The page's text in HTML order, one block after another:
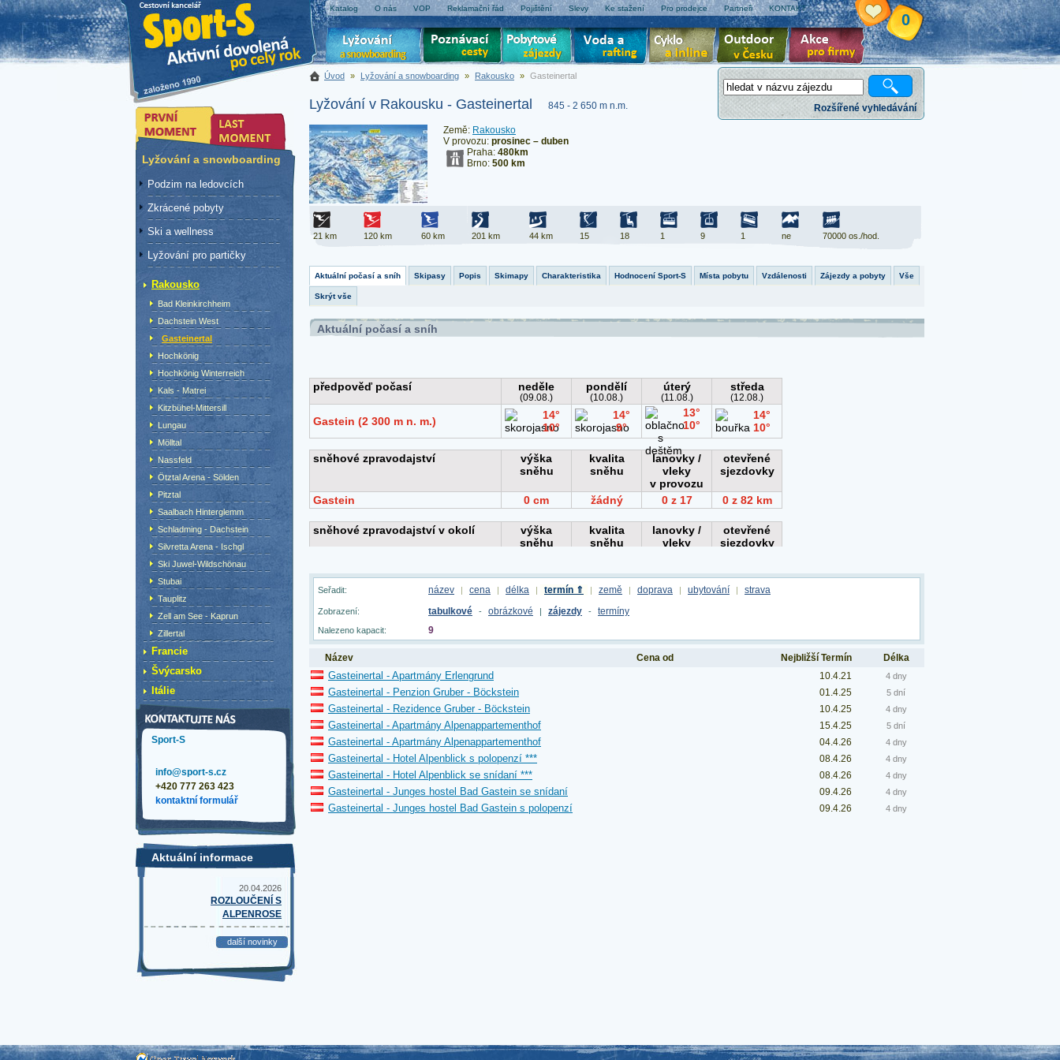
Katalog O nás VOP Reklamační řád Pojištění Slevy Ke stažení Pro prodejce Partneři KONTAKT
0
Rozšířené vyhledávání
Úvod » Lyžování a snowboarding » Rakousko » Gasteinertal
Lyžování v Rakousku - Gasteinertal 845 - 2 650 m n.m.
Země: Rakousko
V provozu: prosinec – duben
Praha: 480km
Brno: 500 km
21 km 120 km 60 km 201 km 44 km 15 18 1 9 1 ne 70000 os./hod.
Aktuální počasí a sníh Skipasy Popis Skimapy Charakteristika Hodnocení Sport-S Místa pobytu Vzdálenosti Zájezdy a pobyty Vše
Skrýt vše
Aktuální počasí a sníh
Seřadit: název | cena | délka | termín ⇑ | země | doprava | ubytování | strava
Zobrazení: tabulkové - obrázkové | zájezdy - termíny
Nalezeno kapacit: 9
Název Cena od Nejbližší Termín Délka
Gasteinertal - Apartmány Erlengrund 10.4.21 4 dny
Gasteinertal - Penzion Gruber - Böckstein 01.4.25 5 dní
Gasteinertal - Rezidence Gruber - Böckstein 10.4.25 4 dny
Gasteinertal - Apartmány Alpenappartementhof 15.4.25 5 dní
Gasteinertal - Apartmány Alpenappartementhof 04.4.26 4 dny
Gasteinertal - Hotel Alpenblick s polopenzí *** 08.4.26 4 dny
Gasteinertal - Hotel Alpenblick se snídaní *** 08.4.26 4 dny
Gasteinertal - Junges hostel Bad Gastein se snídaní 09.4.26 4 dny
Gasteinertal - Junges hostel Bad Gastein s polopenzí 09.4.26 4 dny
Lyžování a snowboarding
Podzim na ledovcích
Zkrácené pobyty
Ski a wellness
Lyžování pro partičky
Rakousko
Bad Kleinkirchheim
Dachstein West
Gasteinertal
Hochkönig
Hochkönig Winterreich
Kals - Matrei
Kitzbühel-Mittersill
Lungau
Mölltal
Nassfeld
Ötztal Arena - Sölden
Pitztal
Saalbach Hinterglemm
Schladming - Dachstein
Silvretta Arena - Ischgl
Ski Juwel-Wildschönau
Stubai
Tauplitz
Zell am See - Kaprun
Zillertal
Francie
Švýcarsko
Itálie
Sport-S
info@sport-s.cz
+420 777 263 423
kontaktní formulář
Aktuální informace
20.04.2026
ROZLOUČENÍ S
ALPENROSE
další novinky